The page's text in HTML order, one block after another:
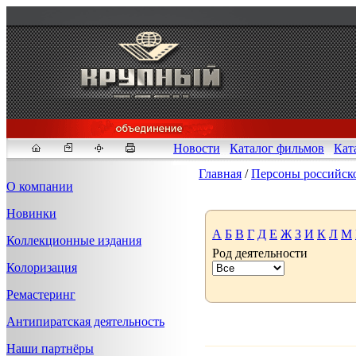
Новости Каталог фильмов
О компании
Новинки
Коллекционные издания
Колоризация
Ремастеринг
Антипиратская деятельность
Наши партнёры
Fakeidlist -
Здесь, вhttps://
ID" или получим
Главная /Персоны
А Б В Г Д Е Ж З И К Л М
Род деятельности